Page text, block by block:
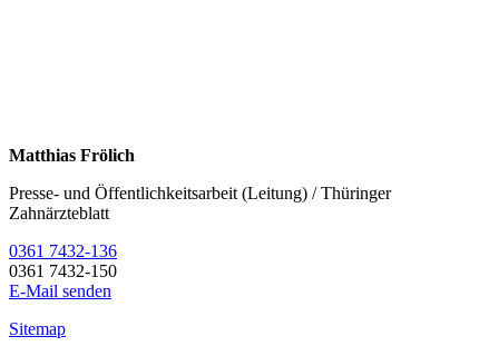
Matthias Frölich
Presse- und Öffentlichkeitsarbeit (Leitung) / Thüringer
Zahnärzteblatt
0361 7432-136
0361 7432-150
E-Mail senden
Sitemap